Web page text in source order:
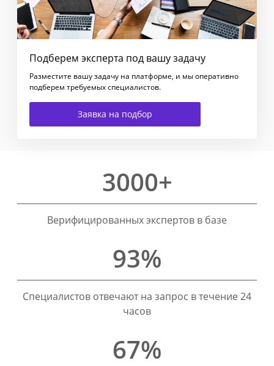
Подберем эксперта под вашу задачу
Разместите вашу задачу на платформе, и мы оперативно
подберем требуемых специалистов.
Заявка на подбор
3000+
Верифицированных экспертов в базе
93%
Специалистов отвечают на запрос в течение 24
часов
67%